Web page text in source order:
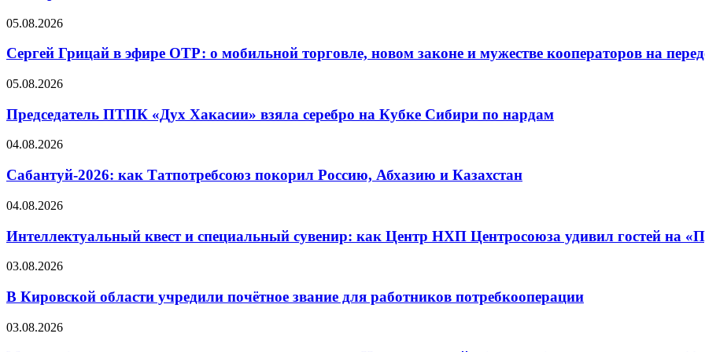
05.08.2026
Сергей Грицай в эфире ОТР: о мобильной торговле, новом законе и мужестве кооператоров на
05.08.2026
Председатель ПТПК «Дух Хакасии» взяла серебро на Кубке Сибири по нардам
04.08.2026
Сабантуй-2026: как Татпотребсоюз покорил Россию, Абхазию и Казахстан
04.08.2026
Интеллектуальный квест и специальный сувенир: как Центр НХП Центросоюза удивил гостей на
03.08.2026
В Кировской области учредили почётное звание для работников потребкооперации
03.08.2026